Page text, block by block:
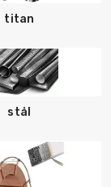
titan
stål